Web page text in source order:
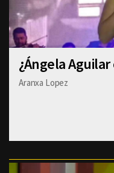
¿Ángela
Aranxa Lopez